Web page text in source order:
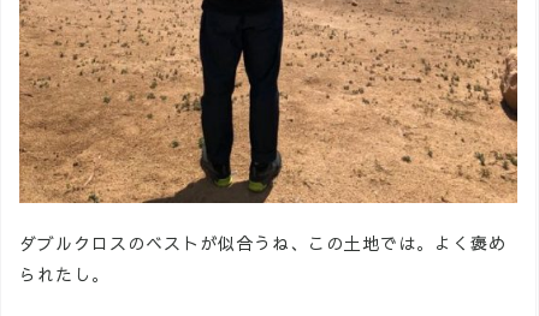
ダブルクロスのベストが似合うね、この土地では。よく褒め
られたし。